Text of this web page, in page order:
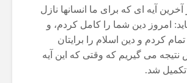
آیه ای که برای ما انسانها نازل
امروز دین شما را کامل کردم، و
کردم و دین اسلام را برایتان
پس نتیجه می گیریم که وقتی که این آیه
شد.